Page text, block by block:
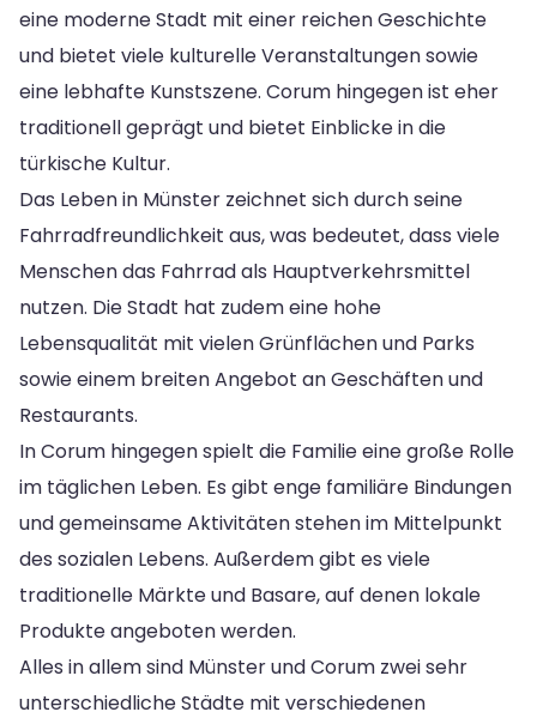
eine moderne Stadt mit einer reichen Geschichte
und bietet viele kulturelle Veranstaltungen sowie
eine lebhafte Kunstszene. Corum hingegen ist eher
traditionell geprägt und bietet Einblicke in die
türkische Kultur.
Das Leben in Münster zeichnet sich durch seine
Fahrradfreundlichkeit aus, was bedeutet, dass viele
Menschen das Fahrrad als Hauptverkehrsmittel
nutzen. Die Stadt hat zudem eine hohe
Lebensqualität mit vielen Grünflächen und Parks
sowie einem breiten Angebot an Geschäften und
Restaurants.
In Corum hingegen spielt die Familie eine große Rolle
im täglichen Leben. Es gibt enge familiäre Bindungen
und gemeinsame Aktivitäten stehen im Mittelpunkt
des sozialen Lebens. Außerdem gibt es viele
traditionelle Märkte und Basare, auf denen lokale
Produkte angeboten werden.
Alles in allem sind Münster und Corum zwei sehr
unterschiedliche Städte mit verschiedenen